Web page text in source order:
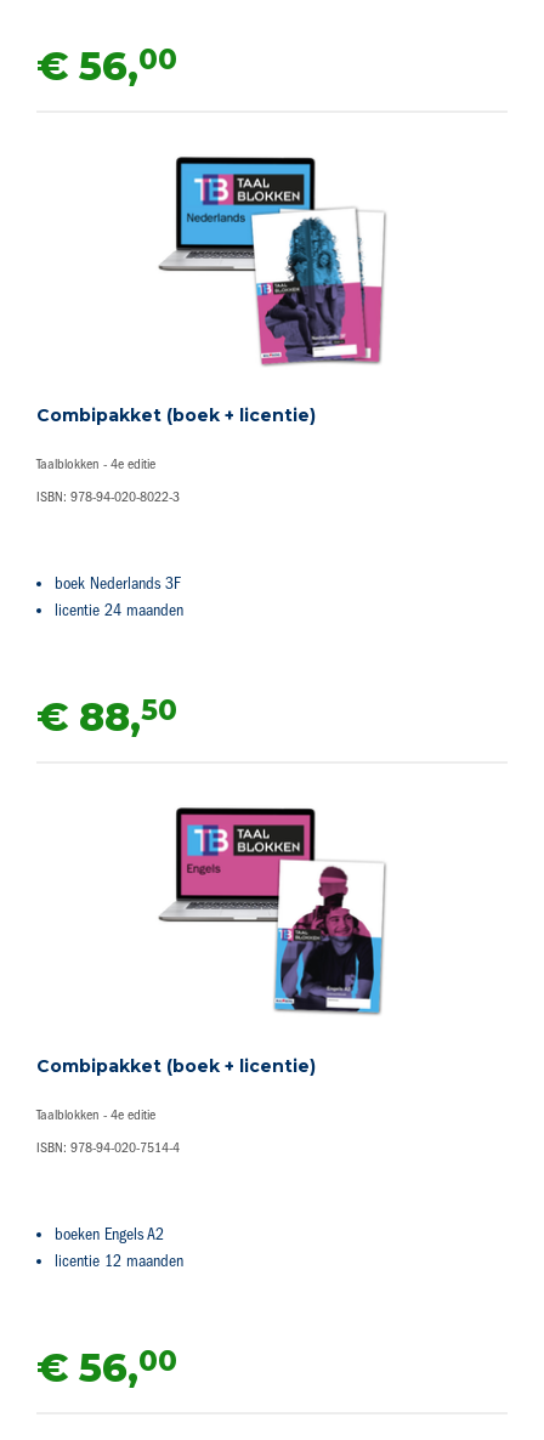
€ 56,00
Combipakket (boek + licentie)
Taalblokken - 4e editie
ISBN: 978-94-020-8022-3
boek Nederlands 3F
licentie 24 maanden
€ 88,50
Combipakket (boek + licentie)
Taalblokken - 4e editie
ISBN: 978-94-020-7514-4
boeken Engels A2
licentie 12 maanden
€ 56,00